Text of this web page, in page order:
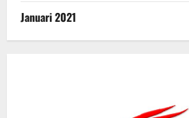
Januari 2021